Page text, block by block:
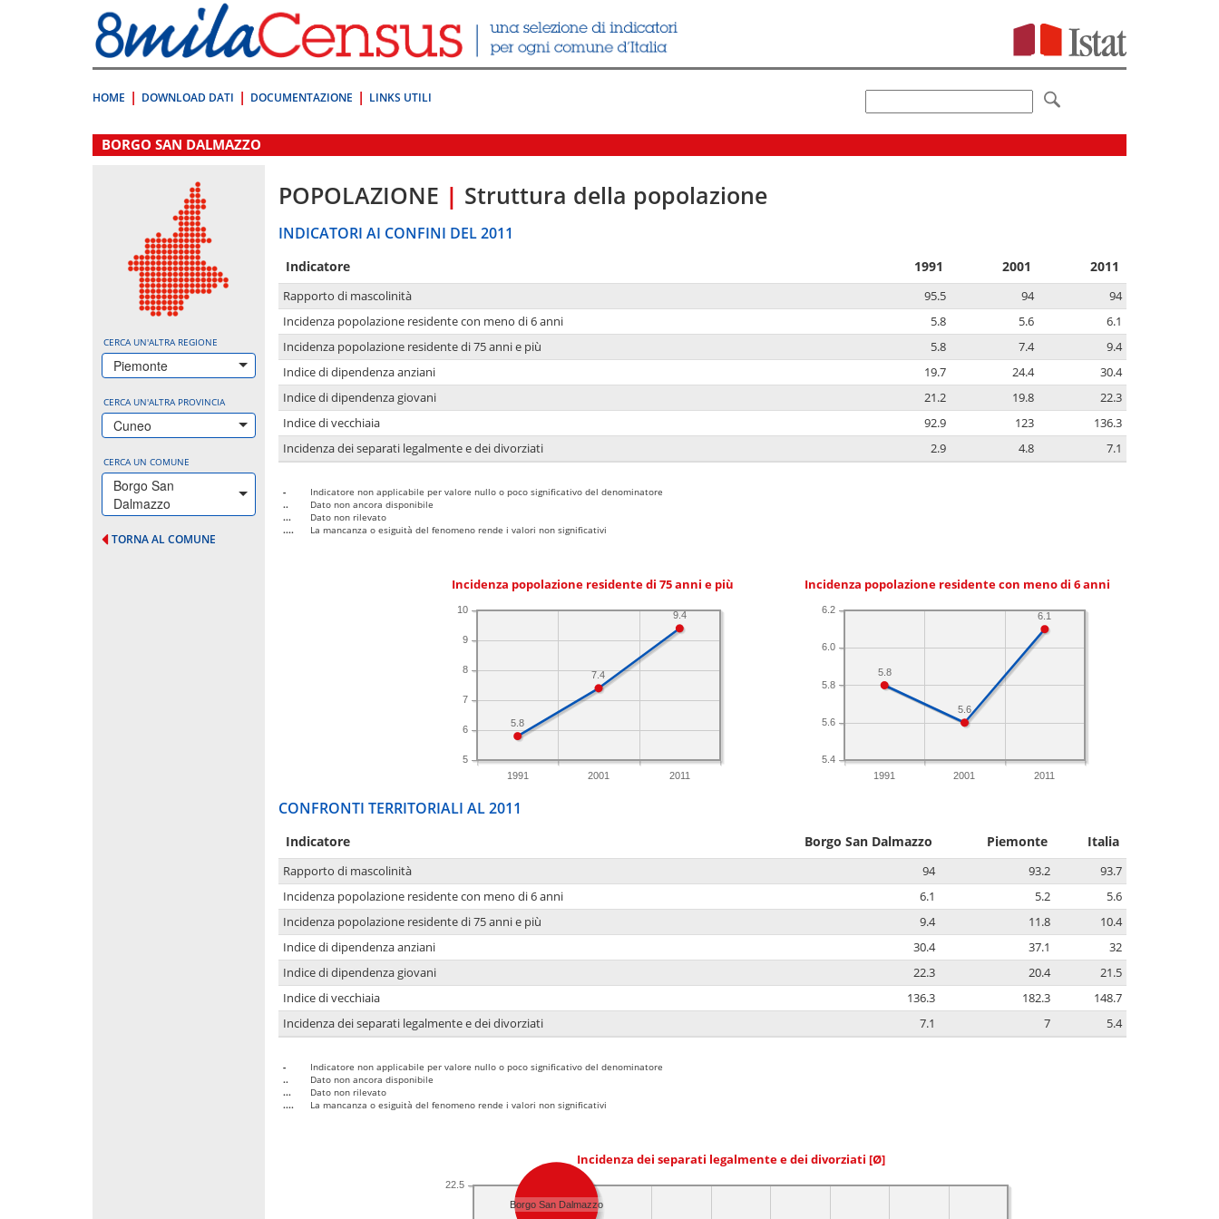
direttamente
a:
Contenuto
HOME DOWNLOAD DATI DOCUMENTAZIONE LINKS UTILI
.
BORGO SAN DALMAZZO
CERCA UN'ALTRA REGIONE
Piemonte
CERCA UN'ALTRA PROVINCIA
Cuneo
CERCA UN COMUNE
Borgo San
Dalmazzo
TORNA AL COMUNE
POPOLAZIONE | Struttura della popolazione
INDICATORI AI CONFINI DEL 2011
Indicatore 1991 2001 2011
Rapporto di mascolinità 95.5 94
94
Incidenza popolazione residente con meno di 6 anni
5.8 5.6
6.1
Incidenza popolazione residente di 75 anni e più
5.8 7.4
9.4
Indice di dipendenza anziani
19.7 24.4
30.4
Indice di dipendenza giovani
21.2 19.8
22.3
Indice di vecchiaia
92.9 123
136.3
Incidenza dei separati legalmente e dei divorziati
2.9 4.8 7.1
-
Indicatore non applicabile per valore nullo o poco significativo del denominatore
..
Dato non ancora disponibile
...
Dato non rilevato
....
La mancanza o esiguità del fenomeno rende i valori non significativi
Incidenza popolazione residente di 75 anni e più
1991 2001 2011
5
6
7
8
9
10
9.4
7.4
5.8
Incidenza popolazione residente con meno di 6 anni
1991 2001 2011
5.4
5.6
5.8
6.0
6.2
6.1
5.6
5.8
CONFRONTI TERRITORIALI AL 2011
Indicatore Borgo San Dalmazzo Piemonte Italia
Rapporto di mascolinità 94 93.2
93.7
Incidenza popolazione residente con meno di 6 anni
6.1 5.2
5.6
Incidenza popolazione residente di 75 anni e più
9.4 11.8
10.4
Indice di dipendenza anziani
30.4 37.1
32
Indice di dipendenza giovani
22.3 20.4
21.5
Indice di vecchiaia
136.3 182.3
148.7
Incidenza dei separati legalmente e dei divorziati
7.1 7 5.4
-
Indicatore non applicabile per valore nullo o poco significativo del denominatore
..
Dato non ancora disponibile
...
Dato non rilevato
....
La mancanza o esiguità del fenomeno rende i valori non significativi
Incidenza dei separati legalmente e dei divorziati [Ø]
22.5
Borgo San Dalmazzo